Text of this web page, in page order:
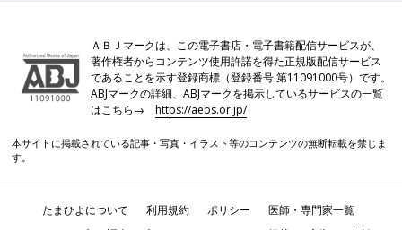
ＡＢＪマークは、この電子書店・電子書籍配信サービスが、
著作権者からコンテンツ使用許諾を得た正規版配信サービス
であることを示す登録商標（登録番号 第11091000号）です。
ABJマークの詳細、ABJマークを掲示しているサービスの一覧
はこちら→https://aebs.or.jp/
本サイトに掲載されている記事・写真・イラスト等のコンテンツの無断転載を禁じま
す。
たまひよについて 利用規約 ポリシー
医師・専門家一覧